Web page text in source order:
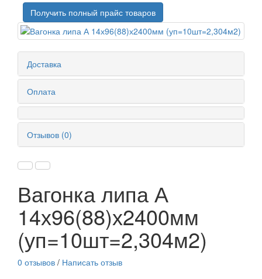
Получить полный прайс товаров
Доставка
Оплата
Отзывов (0)
Вагонка липа А
14х96(88)х2400мм
(уп=10шт=2,304м2)
0 отзывов / Написать отзыв